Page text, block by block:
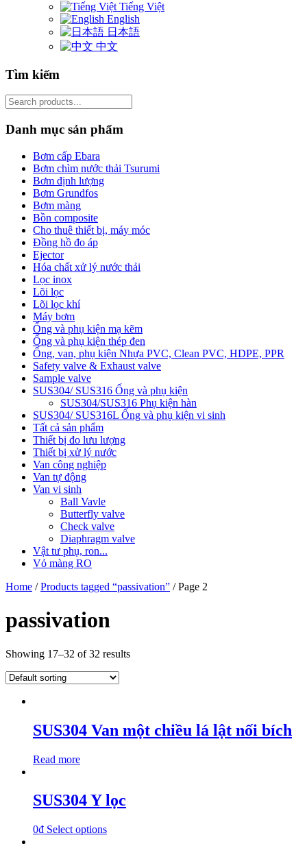
Tiếng Việt
English
日本語
中文
Tìm kiếm
Search
for:
Danh mục sản phẩm
Bơm cấp Ebara
Bơm chìm nước thải Tsurumi
Bơm định lượng
Bơm Grundfos
Bơm màng
Bồn composite
Cho thuê thiết bị, máy móc
Đồng hồ đo áp
Ejector
Hóa chất xử lý nước thải
Lọc inox
Lõi lọc
Lõi lọc khí
Máy bơm
Ống và phụ kiện mạ kẽm
Ống và phụ kiện thép đen
Ống, van, phụ kiện Nhựa PVC, Clean PVC, HDPE, PPR
Safety valve & Exhaust valve
Sample valve
SUS304/ SUS316 Ống và phụ kiện
SUS304/SUS316 Phụ kiện hàn
SUS304/ SUS316L Ống và phụ kiện vi sinh
Tất cả sản phẩm
Thiết bị đo lưu lượng
Thiết bị xử lý nước
Van công nghiệp
Van tự động
Van vi sinh
Ball Vavle
Butterfly valve
Check valve
Diaphragm valve
Vật tư phụ, ron...
Vỏ màng RO
Home /Products tagged “passivation” / Page 2
passivation
Showing 17–32 of 32 results
SUS304 Van một chiều lá lật nối bích
Read more
SUS304 Y lọc
0₫ Select options